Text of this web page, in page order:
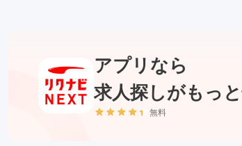
アプリなら
求人探しがもっと
無料